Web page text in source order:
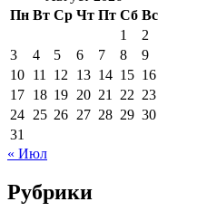
Пн Вт Ср Чт Пт Сб Вс
1
2
3
4 5 6 7 8
9
10 11 12 13 14 15 16
17 18 19 20 21 22 23
24 25 26 27 28 29 30
31
« Июл
Рубрики